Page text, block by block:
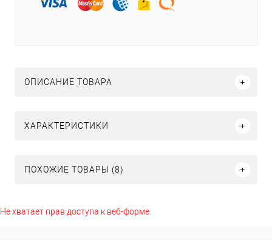
ОПИСАНИЕ ТОВАРА
ХАРАКТЕРИСТИКИ
ПОХОЖИЕ ТОВАРЫ (8)
Не хватает прав доступа к веб-форме.